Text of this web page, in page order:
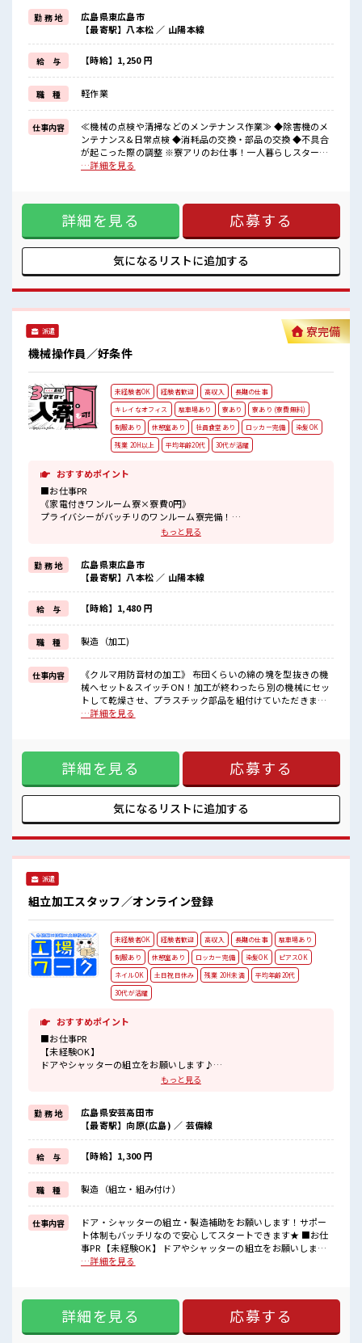
家電付き1R寮完備！
住まいも安心◎≪未経験OKの仕事≫
新しいことにチャレンジするのは不安だけどしっかり働く環境が整
っています！
イチからスキルUP・ステップUP目指していきましょう！
≪施設が充実している≫
夜勤でも食堂が利用できいつでもあったかいご飯が食べれる♪
施設内にコンビニも設備されているので便利です♪
■職場の雰囲気
派手すぎなければ多少のヘアカラーもOKなのはウレシイPoint☆
未経験でも分かるように上司が熱意をもってサポートしてくれます
勤 務 地
広島県東広島市
【最寄駅】八本松 ／ 山陽本線
給 与 【時給】1,250 円
職 種 軽作業
仕事内容
≪機械の点検や清掃などのメンテナンス作業≫ ◆除害機のメ
ンテナンス&日常点検 ◆消耗品の交換・部品の交換 ◆不具合
が起こった際の調整 ※寮アリのお仕事！一人暮らしスタート
にもピッタリ♪ ■お仕事PR ≪高時給+残業で収入アップ≫ ほ
◎≪未経験OKの仕事≫ 新しいことにチャレンジするのは不安
だけどしっかり働く環境が整っています！ イチからスキル
UP・ステップUP目指していきましょう！ ≪施設が充実して
いる≫ 夜勤でも食堂が利用できいつでもあったかいご飯が食
べれる♪ 施設内にコンビニも設備されているので便利です♪
■職場の雰囲気 派手すぎなければ多少のヘアカラーもOKなの
てサポートしてくれます♪ 周囲にはコンビニや娯楽施設もあ
り♪ #ryo
…詳細を見る
詳細を見る 応募する
気になるリストに追加する
派遣
機械操作員／好条件
寮完備
未経験者OK 経験者歓迎 高収入
長期の仕事
キレイなオフィス
駐車場あり 寮あり
寮あり (寮費無料)
制服あり
休憩室あり 社員食堂あり ロッカー完備
染髪OK
残業 20H以上
平均年齢20代 30代が活躍
おすすめポイント
■お仕事PR
《家電付きワンルーム寮×寮費0円》
プライバシーがバッチリのワンルーム寮完備！
TV/洗濯機/冷蔵庫/電子レンジ/エアコンなどの大型家電が備え付けな
現地までの赴任交通費も支給されます！
寮の周辺環境は、
車で10分圏内に銀行/郵便局/スーパー/コンビニなどがあり生活に困
らない便利な環境！
※寮費有料(時給1620円)の選択もOK！
《未経験OK×土日休み》
まずは日勤帯でお仕事がスタートするので、
未経験の方も安心！
慣れてきたら2交替へ移行となり、
ジャンジャン稼ぐことができます♪
2交替になれば「月収30万円以上」稼げることも！
お休みは「土日休み」なのでリズムが整いやすくて安心ですね！
■職場の雰囲気
20代・30代の方活躍中！
広くて大きな工場です♪
ロッカー・休憩室・社員食堂完備！
1食480円程でおいしいお弁当の注文もできます！
無料送迎バスあり！
丁寧な指導・フォロー体制があるので未経験でも安心♪
#ryo
もっと見る
勤 務 地
広島県東広島市
【最寄駅】八本松 ／ 山陽本線
給 与 【時給】1,480 円
職 種 製造（加工)
仕事内容
《クルマ用防音材の加工》 布団くらいの綿の塊を型抜きの機
械へセット&スイッチON！加工が終わったら別の機械にセッ
トして乾燥させ、プラスチック部品を組付けていただきま
す。 ※寮アリのお仕事！一人暮らしスタートにもピッタリ♪
ンジ/エアコンなどの大型家電が備え付けなので引っ越しがと
ってもラクチン！ 現地までの赴任交通費も支給されます！ 寮
の周辺環境は、 車で10分圏内に銀行/郵便局/スーパー/コンビ
ニなどがあり生活に困らない便利な環境！ ※寮費有料(時給
1620円)の選択もOK！ 《未経験OK×土日休み》 まずは日勤
帯でお仕事がスタートするので、 未経験の方も安心！ 慣れて
♪ 2交替になれば「月収30万円以上」稼げることも！ お休み
は「土日休み」なのでリズムが整いやすくて安心ですね！ 大
憩室・社員食堂完備！ 1食480円程でおいしいお弁当の注文も
できます！ 無料送迎バスあり！ 丁寧な指導・フォロー体制が
あるので未経験でも安心♪ #ryo
…詳細を見る
詳細を見る 応募する
気になるリストに追加する
派遣
組立加工スタッフ／オンライン登録
未経験者OK 経験者歓迎 高収入 長期の仕事
駐車場あり
制服あり
休憩室あり ロッカー完備 染髪OK
ピアスOK
ネイルOK
土日祝日休み 残業 20H未満
平均年齢20代
30代が活躍
おすすめポイント
■お仕事PR
【未経験OK】
ドアやシャッターの組立をお願いします♪
担当がしっかりバックアップします。
≪こんな方にオススメ≫
・製造業の工場勤務に興味がある方。
・高収入で働きたい方。
・担当者のサポートが必要な方。
≪経験を活かせる≫
これまでの経験を活かしませんか？
ブランクがあっても大丈夫♪
経験はちょっとだけ…という方もOK！
■職場の雰囲気
幅広い年代の方が活躍中！
明るすぎたり奇抜すぎはNGですが、
アットホームな雰囲気なのでスグに馴染めそう♪
もっと見る
勤 務 地
広島県安芸高田市
【最寄駅】向原(広島) ／ 芸備線
給 与 【時給】1,300 円
職 種 製造（組立・組み付け）
仕事内容
ドア・シャッターの組立・製造補助をお願いします！サポー
ト体制もバッチリなので安心してスタートできます★ ■お仕
事PR 【未経験OK】 ドアやシャッターの組立をお願いします
♪ 高時給でしっかり稼げる高収入のお仕事！ 担当がしっかり
サポートが必要な方。 ≪経験を活かせる≫ これまでの経験を
活かしませんか？ ブランクがあっても大丈夫♪ 経験はちょっ
とだけ…という方もOK！ ■職場の雰囲気 幅広い年代の方が
活躍中！ 明るすぎたり奇抜すぎはNGですが、 基本的に髪型
…詳細を見る
詳細を見る 応募する